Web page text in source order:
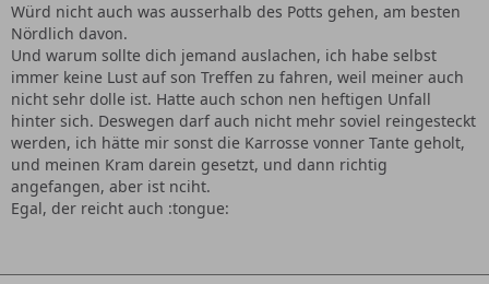
Würd nicht auch was ausserhalb des Potts gehen, am besten
Nördlich davon.
Und warum sollte dich jemand auslachen, ich habe selbst
immer keine Lust auf son Treffen zu fahren, weil meiner auch
nicht sehr dolle ist. Hatte auch schon nen heftigen Unfall
hinter sich. Deswegen darf auch nicht mehr soviel reingesteckt
werden, ich hätte mir sonst die Karrosse vonner Tante geholt,
und meinen Kram darein gesetzt, und dann richtig
angefangen, aber ist nciht.
Egal, der reicht auch :tongue: